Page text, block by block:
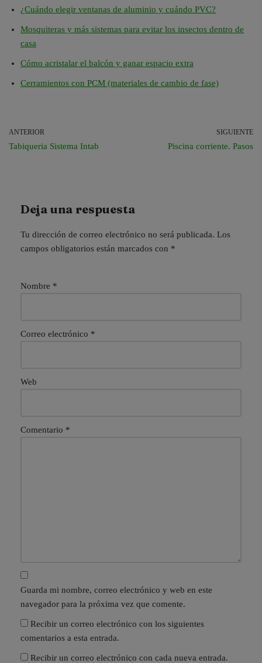
¿Cuándo elegir ventanas de aluminio y cuándo PVC?
Mosquiteras y más sistemas para evitar los insectos dentro de
casa
Cómo acristalar el balcón y ganar espacio extra
Cerramientos con PCM (materiales de cambio de fase)
ANTERIOR
Tabiqueria Sistema Intab
SIGUIENTE
Piscina corriente. Pasos
Deja una respuesta
Tu dirección de correo electrónico no será publicada. Los
campos obligatorios están marcados con *
Nombre *
Correo electrónico *
Web
Comentario *
Guarda mi nombre, correo electrónico y web en este
navegador para la próxima vez que comente.
Recibir un correo electrónico con los siguientes
comentarios a esta entrada.
Recibir un correo electrónico con cada nueva entrada.